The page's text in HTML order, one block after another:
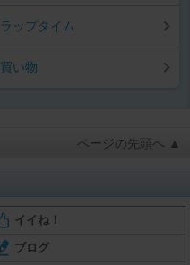
ラップタイム
買い物
ページの先頭へ ▲
イイね！
ブログ